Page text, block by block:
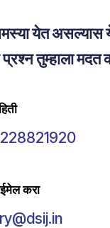
येत असल्यास
प्रश्न तुम्हाला
करा